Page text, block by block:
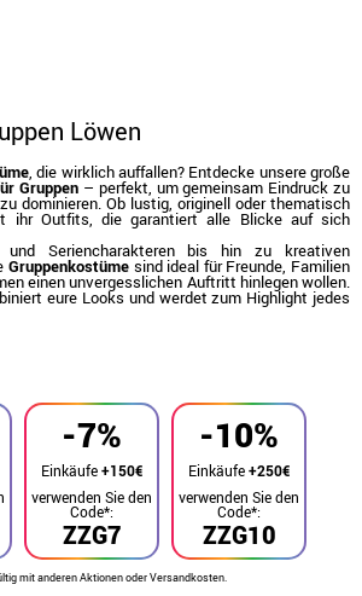
Löwen
, die wirklich auffallen? Entdecke unsere große
Gruppen – perfekt, um gemeinsam Eindruck zu
dominieren. Ob lustig, originell oder thematisch
ihr Outfits, die garantiert alle Blicke auf sich
Seriencharakteren bis hin zu kreativen
Gruppenkostümesind ideal für Freunde, Familien
einen unvergesslichen Auftritt hinlegen wollen.
eure Looks und werdet zum Highlight jedes
-7%
Einkäufe+150€
ZZG7
verwenden Sie den
Code*:
-10%
Einkäufe+250€
ZZG10
verwenden Sie den
Code*:
mit anderen Aktionen oder Versandkosten.